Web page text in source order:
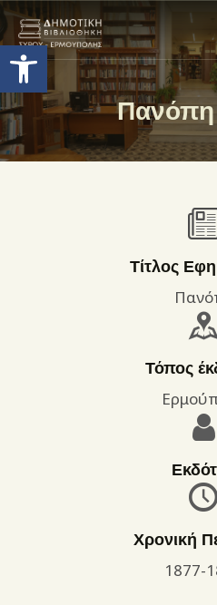
Ανοίξτε τη γραμμή εργαλείων
Η ΒΙΒΛΙΟΘΗΚΗ
ΟΙ ΣΥΛΛΟΓΈΣ
ΕΠΙΚΟΙΝΩΝΊΑ
ΌΡΟΙ ΧΡΉΣΗΣ
Τίτλος
Τόπος
Χρονική
1877-